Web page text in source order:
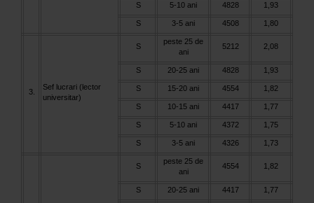
S 5-10 ani 4828 1,93
S 3-5 ani 4508 1,80
3.
Sef lucrari (lector
universitar)
S
peste 25 de
ani
5212 2,08
S 20-25 ani 4828 1,93
S 15-20 ani 4554 1,82
S 10-15 ani 4417 1,77
S 5-10 ani 4372 1,75
S 3-5 ani 4326 1,73
S
peste 25 de
ani
4554 1,82
S 20-25 ani 4417 1,77